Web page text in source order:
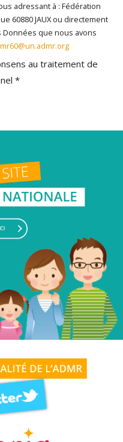
adressant à : Fédération
60880 JAUX ou directement
Données que nous avons
au traitement de
*